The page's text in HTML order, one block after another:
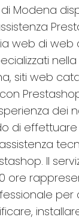
Modena
web di web
siti web
dei
di effettuare
Il
ore
per